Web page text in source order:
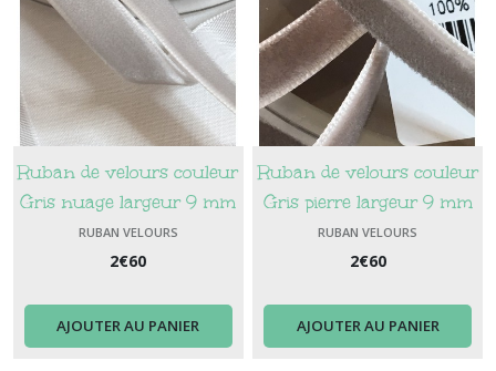
Ruban de velours couleur
Gris nuage largeur 9 mm
RUBAN VELOURS
2€60
AJOUTER AU PANIER
Ruban de velours couleur
Gris pierre largeur 9 mm
RUBAN VELOURS
2€60
AJOUTER AU PANIER